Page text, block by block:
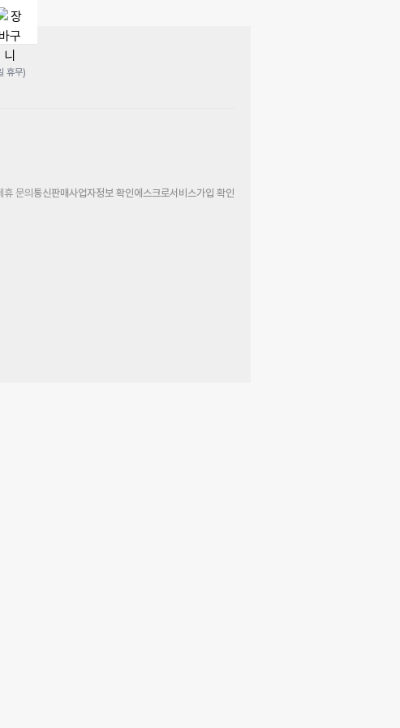
휴무)
휴 문의통신판매사업자정보 확인에스크로서비스가입 확인